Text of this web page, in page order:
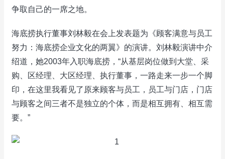
争取自己的一席之地。
海底捞执行董事刘林毅在会上发表题为《顾客满意与员工
努力：海底捞企业文化的两翼》的演讲。刘林毅演讲中介
绍道，她2003年入职海底捞，“从基层岗位做到大堂、采
购、区经理、大区经理、执行董事，一路走来一步一个脚
印，在这里我看见了原来顾客与员工，员工与门店，门店
与顾客之间三者不是独立的个体，而是相互拥有、相互需
要。”